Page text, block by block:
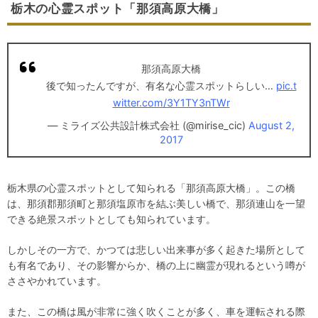
栃木の心霊スポット「那須高原大橋」
那須高原大橋
後で知ったんですが、有名な心霊スポットらしい… pic.t
witter.com/3Y1TY3nTWr
— ミライズ公共設計株式会社 (@mirise_cic) August 2,
2017
栃木県の心霊スポットとして知られる「那須高原大橋」。この橋
は、那須郡那須町と那須塩原市を結ぶ美しい橋で、那須連山を一望
できる絶景スポットとしても知られています。
しかしその一方で、かつては悲しい出来事が多く起きた場所として
も有名であり、その影響からか、橋の上に幽霊が現れるという噂が
ささやかれています。
また、この橋は風が非常に強く吹くことが多く、車を運転される際